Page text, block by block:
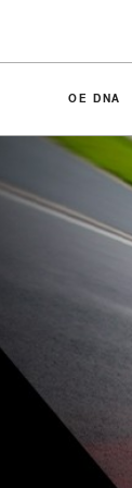
OE DNA